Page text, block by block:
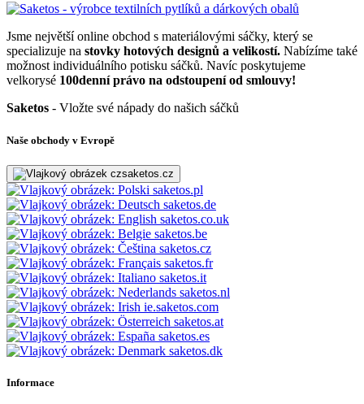
Jsme největší online obchod s materiálovými sáčky, který se
specializuje na stovky hotových designů a velikostí. Nabízíme také
možnost individuálního potisku sáčků. Navíc poskytujeme
velkorysé 100denní právo na odstoupení od smlouvy!
Saketos - Vložte své nápady do našich sáčků
Naše obchody v Evropě
saketos.cz
saketos.pl
saketos.de
saketos.co.uk
saketos.be
saketos.cz
saketos.fr
saketos.it
saketos.nl
ie.saketos.com
saketos.at
saketos.es
saketos.dk
Informace